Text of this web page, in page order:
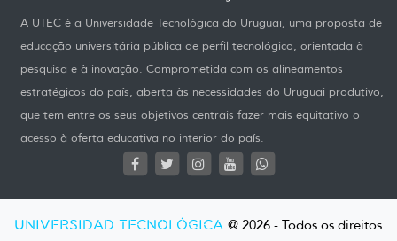
A UTEC é a Universidade Tecnológica do Uruguai, uma proposta de
educação universitária pública de perfil tecnológico, orientada à
pesquisa e à inovação. Comprometida com os alineamentos
estratégicos do país, aberta às necessidades do Uruguai produtivo,
que tem entre os seus objetivos centrais fazer mais equitativo o
acesso à oferta educativa no interior do país.
UNIVERSIDAD TECNOLÓGICA @ 2026 - Todos os direitos